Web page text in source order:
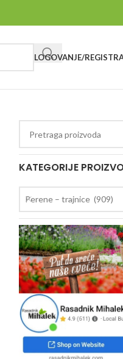
LOGOVANJE/
KATEGORIJE
Perene – trajnice (909)